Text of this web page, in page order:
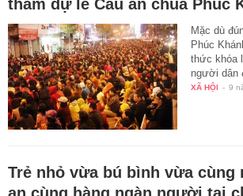
tham dự lễ Cầu an chùa Phúc
Mặc dù
Phúc
thức khóa
người dân
XÃ HỘI - 9
Trẻ nhỏ vừa bú bình vừa cùng